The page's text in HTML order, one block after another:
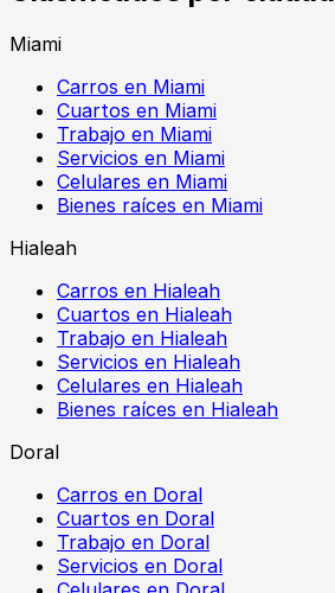
Miami
Carros en Miami
Cuartos en Miami
Trabajo en Miami
Servicios en Miami
Celulares en Miami
Bienes raíces en Miami
Hialeah
Carros en Hialeah
Cuartos en Hialeah
Trabajo en Hialeah
Servicios en Hialeah
Celulares en Hialeah
Bienes raíces en Hialeah
Doral
Carros en Doral
Cuartos en Doral
Trabajo en Doral
Servicios en Doral